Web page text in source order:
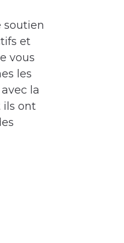
soutien
et
vous
les
la
ils ont